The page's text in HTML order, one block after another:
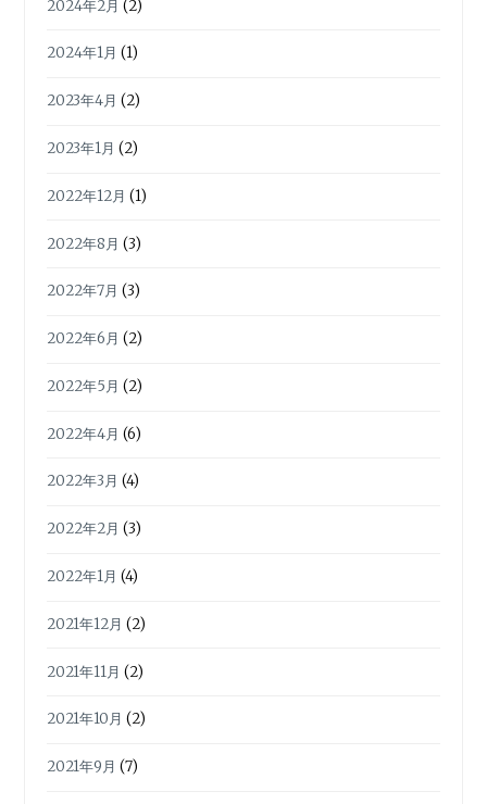
2024年2月 (2)
2024年1月 (1)
2023年4月 (2)
2023年1月 (2)
2022年12月 (1)
2022年8月 (3)
2022年7月 (3)
2022年6月 (2)
2022年5月 (2)
2022年4月 (6)
2022年3月 (4)
2022年2月 (3)
2022年1月 (4)
2021年12月 (2)
2021年11月 (2)
2021年10月 (2)
2021年9月 (7)